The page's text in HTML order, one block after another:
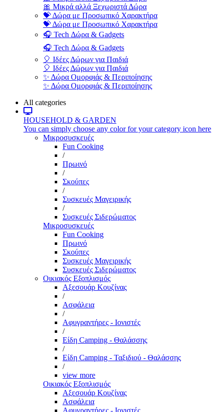
🎀 Μικρά αλλά Ξεχωριστά Δώρα
💝 Δώρα με Προσωπικό Χαρακτήρα
💝 Δώρα με Προσωπικό Χαρακτήρα
🎧 Tech Δώρα & Gadgets
🎧 Tech Δώρα & Gadgets
🎈 Ιδέες Δώρων για Παιδιά
🎈 Ιδέες Δώρων για Παιδιά
✨ Δώρα Ομορφιάς & Περιποίησης
✨ Δώρα Ομορφιάς & Περιποίησης
All categories
HOUSEHOLD & GARDEN
You can simply choose any color for your category icon here
Μικροσυσκευές
Fun Cooking
/
Πρωινό
/
Σκούπες
/
Συσκευές Μαγειρικής
/
Συσκευές Σιδερώματος
Μικροσυσκευές
Fun Cooking
Πρωινό
Σκούπες
Συσκευές Μαγειρικής
Συσκευές Σιδερώματος
Οικιακός Εξοπλισμός
Αξεσουάρ Κουζίνας
/
Ασφάλεια
/
Αφυγραντήρες - Ιονιστές
/
Είδη Camping - Θαλάσσης
/
Είδη Camping - Ταξιδιού - Θαλάσσης
/
view more
Οικιακός Εξοπλισμός
Αξεσουάρ Κουζίνας
Ασφάλεια
Αφυγραντήρες - Ιονιστές